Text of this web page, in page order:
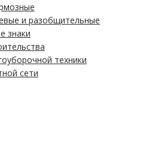
и разобщительные
знаки
техники
сети